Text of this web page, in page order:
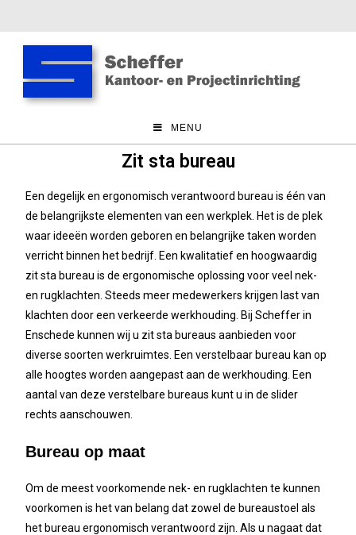
MENU
Zit sta bureau
Een degelijk en ergonomisch verantwoord bureau is één van
de belangrijkste elementen van een werkplek. Het is de plek
waar ideeën worden geboren en belangrijke taken worden
verricht binnen het bedrijf. Een kwalitatief en hoogwaardig
zit sta bureau is de ergonomische oplossing voor veel nek-
en rugklachten.Steeds meer medewerkers krijgen last van
klachten door een verkeerde werkhouding. Bij Scheffer in
Enschede kunnen wij u zit sta bureaus aanbieden voor
diverse soorten werkruimtes. Een verstelbaar bureau kan op
alle hoogtes worden aangepast aan de werkhouding. Een
aantal van deze verstelbare bureaus kunt u in de slider
rechts aanschouwen.
Bureau op maat
Om de meest voorkomende nek- en rugklachten te kunnen
voorkomen is het van belang dat zowel de bureaustoel als
het bureau ergonomisch verantwoord zijn. Als u nagaat dat